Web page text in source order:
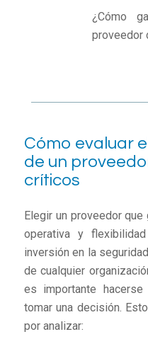
¿Cómo
proveedor
Cómo evaluar
de un
críticos
Elegir un proveedor que
operativa y
inversión en la
de cualquier
es importante
tomar una decisión.
por analizar: